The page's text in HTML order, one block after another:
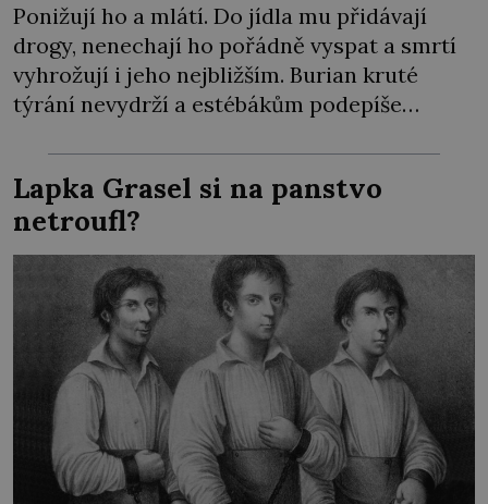
Ponižují ho a mlátí. Do jídla mu přidávají
drogy, nenechají ho pořádně vyspat a smrtí
vyhrožují i jeho nejbližším. Burian kruté
týrání nevydrží a estébákům podepíše
jim potvrdí také to, že na něj během výslechů
nikdo nevyvíjel fyzický ani psychický nátlak.
Syn brněnského řezníka chce být knězem a
[…]
Lapka Grasel si na panstvo
netroufl?